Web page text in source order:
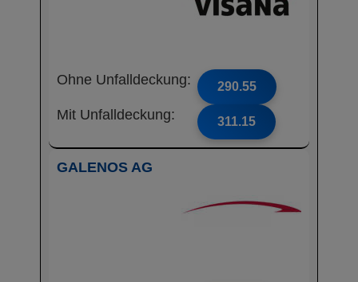
Ohne Unfalldeckung: 290.55
Mit Unfalldeckung: 311.15
GALENOS AG